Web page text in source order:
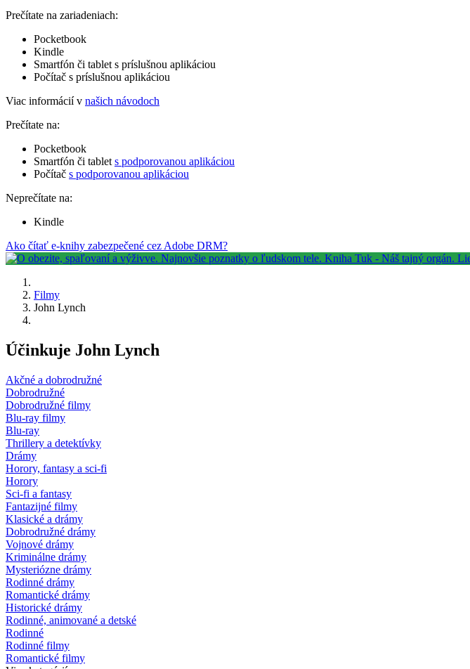
Prečítate na zariadeniach:
Pocketbook
Kindle
Smartfón či tablet s príslušnou aplikáciou
Počítač s príslušnou aplikáciou
Viac informácií v našich návodoch
Prečítate na:
Pocketbook
Smartfón či tablet s podporovanou aplikáciou
Počítač s podporovanou aplikáciou
Neprečítate na:
Kindle
Ako čítať e-knihy zabezpečené cez Adobe DRM?
Filmy
John Lynch
Účinkuje John Lynch
Akčné a dobrodružné
Dobrodružné
Dobrodružné filmy
Blu-ray filmy
Blu-ray
Thrillery a detektívky
Drámy
Horory, fantasy a sci-fi
Horory
Sci-fi a fantasy
Fantazijné filmy
Klasické a drámy
Dobrodružné drámy
Vojnové drámy
Kriminálne drámy
Mysteriózne drámy
Rodinné drámy
Romantické drámy
Historické drámy
Rodinné, animované a detské
Rodinné
Rodinné filmy
Romantické filmy